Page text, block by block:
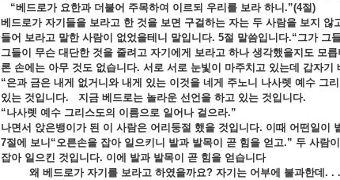
“베드로가 요한과 더불어 주목하여 이르되 우리를 보라 하니.”(4절)
베드로가 자기들을 보라고 한 것을 보면 구걸하는 자는 두 사람을 보지
들어 보라고 말한 사람이 없었을테니 말입니다. 5절 말씀입니다.“그가 그
그들이 무슨 대단한 것을 줄려고 자기에게 보라고 하나 생각했을지도 모
론 손에는 아무 것도 없습니다. 서로 서로 눈빛이 마주치고 있는데 갑자기
“은과 금은 내게 없거니와 내게 있는 이것을 네게 주노니 나사렛 예수 그
있는 것입니다.
지금 베드로는 놀라운 선언을 하고 있는 것입니다.
“나사렛 예수 그리스도의 이름으로 일어나 걸으라.”
나면서 앉은뱅이가 된 이 사람은 어리둥절 했을 것입니다. 이때 어떤일이
7절에 보니“ 오른손을 잡아 일으키니 발과 발목이 곧 힘을 얻고.” 두 사람
잡아 일으킨 것입니다. 이에 발과 발목이 곧 힘을 얻습니다
왜 베드로가 자기를 보라고 하였을까요? 자기는 어부에 불과한데. . .